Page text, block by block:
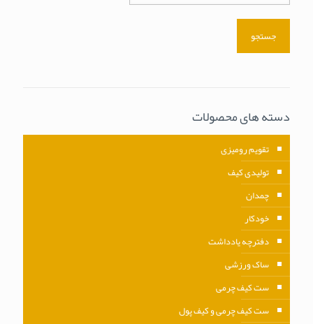
جستجو
دسته های محصولات
تقویم رومیزی
تولیدی کیف
چمدان
خودکار
دفترچه یادداشت
ساک ورزشی
ست کیف چرمی
ست کیف چرمی و کیف پول